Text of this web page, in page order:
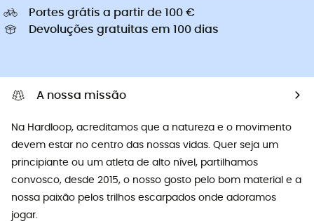
Portes grátis a partir de 100 €
Devoluções gratuitas em 100 dias
A nossa missão
Na Hardloop, acreditamos que a natureza e o movimento
devem estar no centro das nossas vidas. Quer seja um
principiante ou um atleta de alto nível, partilhamos
convosco, desde 2015, o nosso gosto pelo bom material e a
nossa paixão pelos trilhos escarpados onde adoramos
jogar.